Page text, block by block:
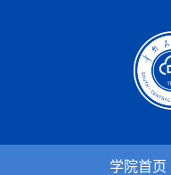
学院首页